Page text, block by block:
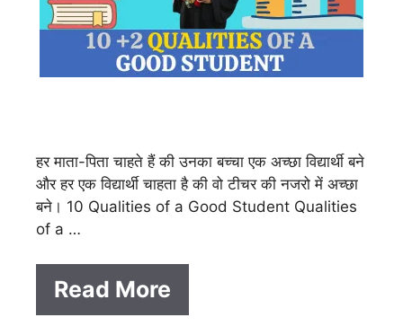
हर माता-पिता चाहते हैं की उनका बच्चा एक अच्छा विद्यार्थी बने
और हर एक विद्यार्थी चाहता है की वो टीचर की नजरो में अच्छा
बने। 10 Qualities of a Good Student Qualities
of a …
Read More